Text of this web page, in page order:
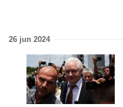
26 jun 2024